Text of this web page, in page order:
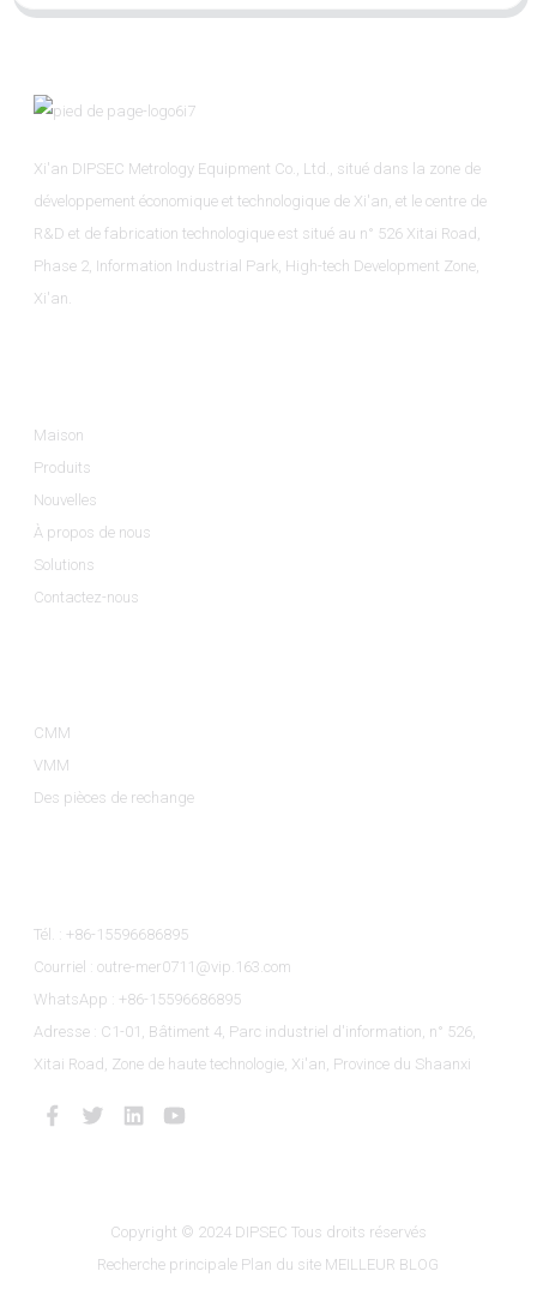
Xi'an DIPSEC Metrology Equipment Co., Ltd., situé dans la zone de
développement économique et technologique de Xi'an, et le centre de
R&D et de fabrication technologique est situé au n° 526 Xitai Road,
Phase 2, Information Industrial Park, High-tech Development Zone,
Xi'an.
Maison
Produits
Nouvelles
À propos de nous
Solutions
Contactez-nous
CMM
VMM
Des pièces de rechange
Tél. : +86-15596686895
Courriel : outre-mer0711@vip.163.com
WhatsApp : +86-15596686895
Adresse : C1-01, Bâtiment 4, Parc industriel d'information, n° 526,
Xitai Road, Zone de haute technologie, Xi'an, Province du Shaanxi
Copyright © 2024 DIPSEC Tous droits réservés
Recherche principale Plan du site MEILLEUR BLOG